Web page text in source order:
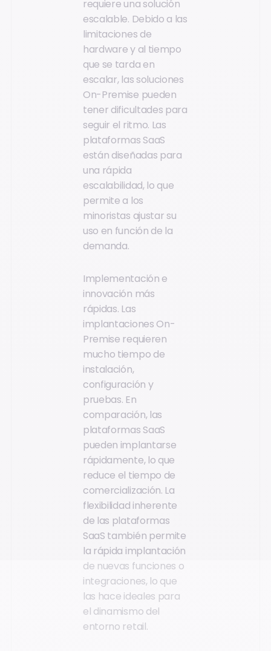
requiere una solución
escalable. Debido a las
limitaciones de
hardware y al tiempo
que se tarda en
escalar, las soluciones
On-Premise pueden
tener dificultades para
seguir el ritmo. Las
plataformas SaaS
están diseñadas para
una rápida
escalabilidad, lo que
permite a los
minoristas ajustar su
uso en función de la
demanda.
Implementación e
innovación más
rápidas. Las
implantaciones On-
Premise requieren
mucho tiempo de
instalación,
configuración y
pruebas. En
comparación, las
plataformas SaaS
pueden implantarse
rápidamente, lo que
reduce el tiempo de
comercialización. La
flexibilidad inherente
de las plataformas
SaaS también permite
la rápida implantación
de nuevas funciones o
integraciones, lo que
las hace ideales para
el dinamismo del
entorno retail.